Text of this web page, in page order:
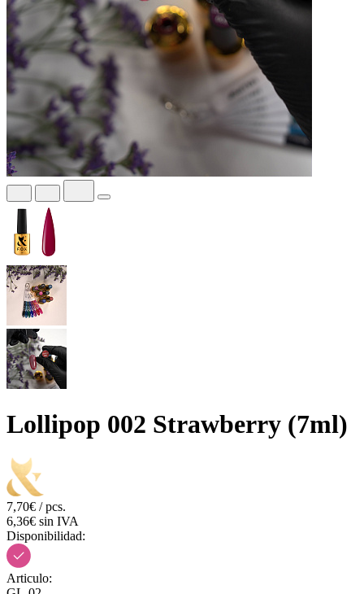
Lollipop 002 Strawberry (7ml)
7,70€ / pcs.
6,36€ sin IVA
Disponibilidad:
Articulo: